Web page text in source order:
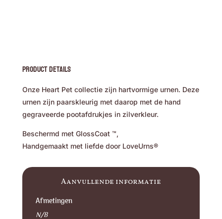
Product Details
Onze Heart Pet collectie zijn hartvormige urnen. Deze
urnen zijn paarskleurig met daarop met de hand
gegraveerde pootafdrukjes in zilverkleur.
Beschermd met GlossCoat ™,
Handgemaakt met liefde door LoveUrns®
Aanvullende informatie
Afmetingen
N/B